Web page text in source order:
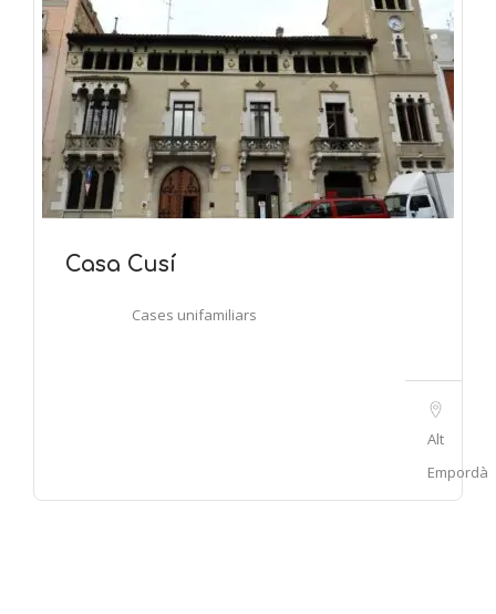
Casa Cusí
Cases unifamiliars
Alt
Empordà